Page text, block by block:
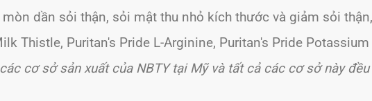
dần sỏi thận, sỏi mật thu nhỏ kích thước và giảm sỏi
Thistle, Puritan's Pride L-Arginine, Puritan's Pride
cơ sở sản xuất của NBTY tại Mỹ và tất cả các cơ sở này